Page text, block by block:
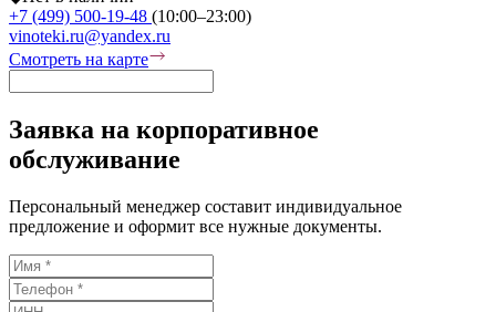
+7 (499) 500-19-48 (10:00–23:00)
vinoteki.ru@yandex.ru
Смотреть на карте
Заявка на корпоративное
обслуживание
Персональный менеджер составит индивидуальное
предложение и оформит все нужные документы.